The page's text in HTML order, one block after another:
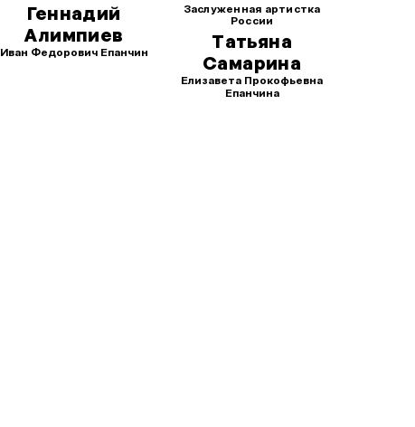
Геннадий
Алимпиев
Иван Федорович Епанчин
Заслуженная артистка
России
Татьяна
Самарина
Елизавета Прокофьевна
Епанчина